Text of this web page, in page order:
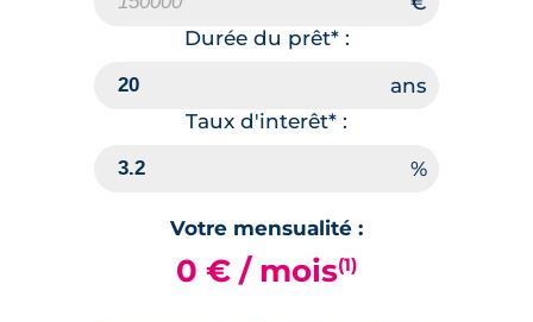
Durée du prêt* :
Taux d'interêt* :
Votre mensualité :
0 € / mois(1)